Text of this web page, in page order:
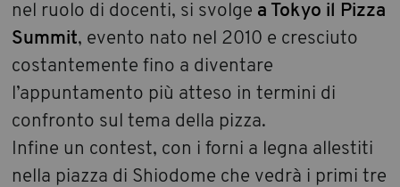
nel ruolo di docenti, si svolge a Tokyo il Pizza
Summit, evento nato nel 2010 e cresciuto
costantemente fino a diventare
l’appuntamento più atteso in termini di
confronto sul tema della pizza.
Infine un contest, con i forni a legna allestiti
nella piazza di Shiodome che vedrà i primi tre